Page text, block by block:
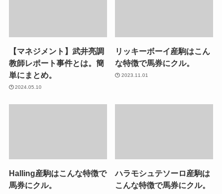
【マネジメント】武井亮調
教師レポート事件とは。簡
単にまとめ。
2024.05.10
リッキーボーイ産駒はこん
な特徴で馬券にクル。
2023.11.01
Halling産駒はこんな特徴で
馬券にクル。
ハラモシュテソーロ産駒は
こんな特徴で馬券にクル。